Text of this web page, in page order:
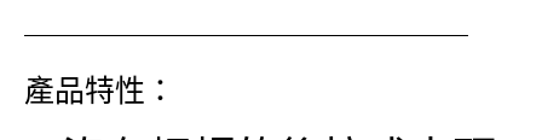
產品特性：